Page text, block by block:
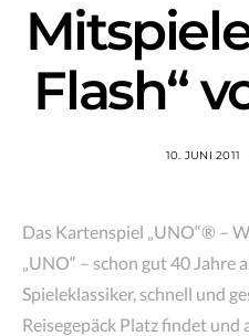
Flash“
10. JUNI 2011
Das Kartenspiel „UNO“® –
„UNO“ – schon gut 40 Jahre
Spieleklassiker, schnell und
Reisegepäck Platz findet und